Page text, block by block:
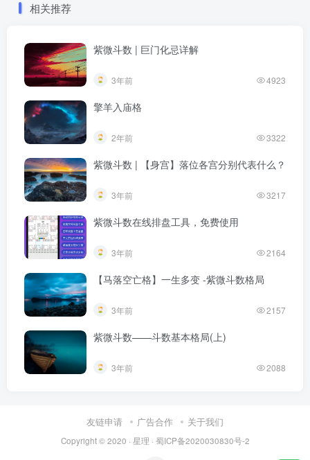
相关推荐
紫微斗数 | 巨门化忌详解
3年前 4923
擎羊入庙格
2年前 3322
紫微斗数 | 【身宫】落位各宫分别代表什么？
3年前 3217
紫微斗数在线排盘工具，免费使用
3年前 2164
【马落空亡格】一生多变 -紫微斗数格局
3年前 2157
紫微斗数——斗数基本格局(上)
3年前 2088
友链申请 广告合作 关于我们
Copyright © 2020 · 星理 · 蜀ICP备2020030830号-2